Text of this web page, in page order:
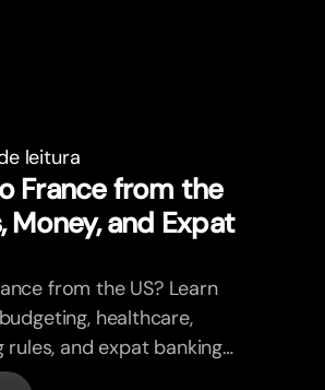
leitura
France from the
Money, and Expat
from the US? Learn
healthcare,
rules, and expat banking
bunq.